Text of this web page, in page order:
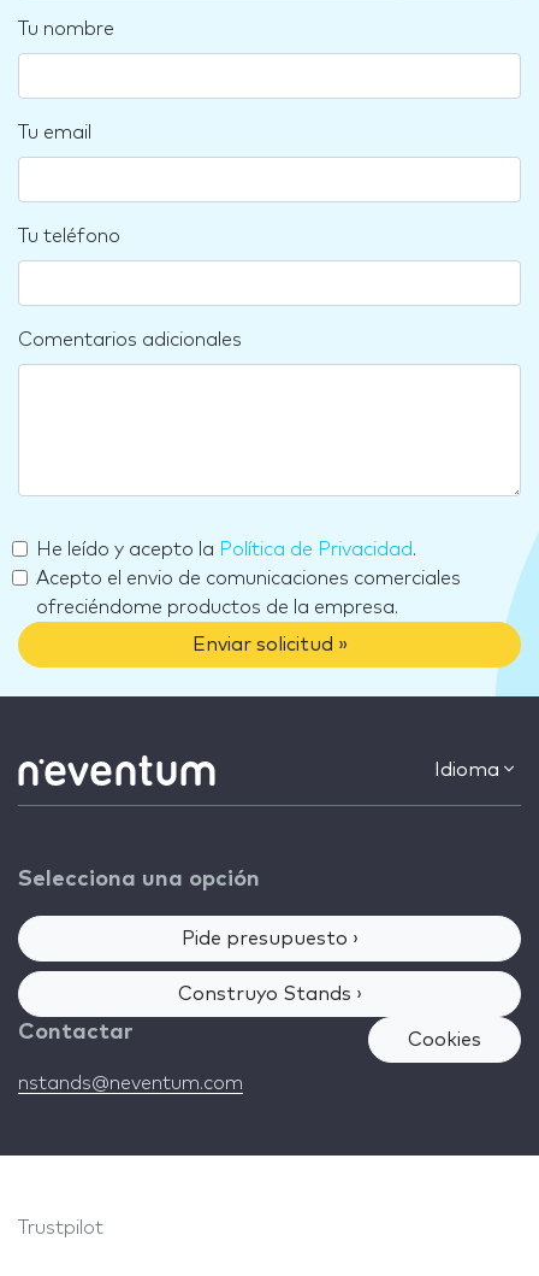
Tu nombre
Tu email
Tu teléfono
Comentarios adicionales
He leído y acepto la Política de Privacidad.
Acepto el envio de comunicaciones comerciales
ofreciéndome productos de la empresa.
Enviar solicitud »
Idioma
Selecciona una opción
Pide presupuesto ›
Construyo Stands ›
Contactar
nstands@neventum.com
Cookies
Trustpilot